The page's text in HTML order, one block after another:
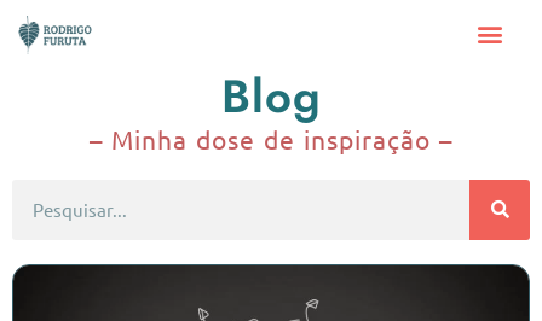
Blog
– Minha dose de inspiração –